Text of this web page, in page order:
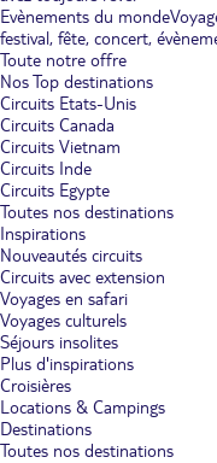
Evènements du monde
festival, fête, concert,
Toute notre offre
Nos Top destinations
Circuits Etats-Unis
Circuits Canada
Circuits Vietnam
Circuits Inde
Circuits Egypte
Toutes nos destinations
Inspirations
Nouveautés circuits
Circuits avec extension
Voyages en safari
Voyages culturels
Séjours insolites
Plus d'inspirations
Croisières
Locations & Campings
Destinations
Toutes nos destinations